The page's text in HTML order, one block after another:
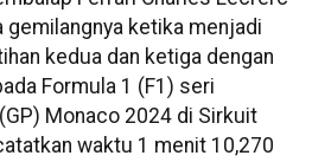
ketika menjadi
kedua dan ketiga dengan
Formula 1 (F1) seri
Monaco 2024 di Sirkuit
waktu 1 menit 10,270